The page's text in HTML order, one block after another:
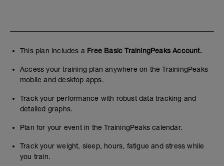
This plan includes a Free Basic TrainingPeaks Account.
Access your training plan anywhere on the TrainingPeaks
mobile and desktop apps.
Track your performance with robust data tracking and
detailed graphs.
Plan for your event in the TrainingPeaks calendar.
Track your weight, sleep, hours, fatigue and stress while
you train.